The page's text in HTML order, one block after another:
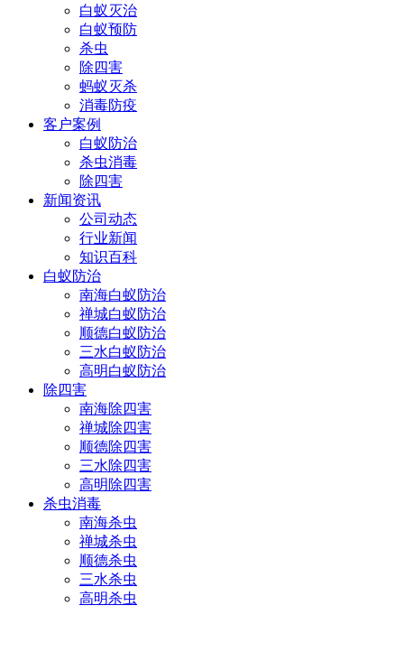
白蚁灭治
白蚁预防
杀虫
除四害
蚂蚁灭杀
消毒防疫
客户案例
白蚁防治
杀虫消毒
除四害
新闻资讯
公司动态
行业新闻
知识百科
白蚁防治
南海白蚁防治
禅城白蚁防治
顺德白蚁防治
三水白蚁防治
高明白蚁防治
除四害
南海除四害
禅城除四害
顺德除四害
三水除四害
高明除四害
杀虫消毒
南海杀虫
禅城杀虫
顺德杀虫
三水杀虫
高明杀虫